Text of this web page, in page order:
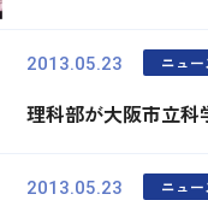
2013.05.23 ニュー
理科部が大阪市立科
2013.05.23 ニュー